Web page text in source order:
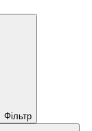
Фільтр